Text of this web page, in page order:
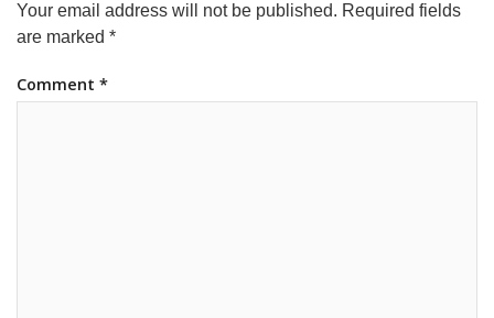
Your email address will not be published. Required fields
are marked *
Comment *